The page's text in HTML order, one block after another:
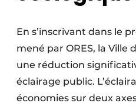
En s’inscrivant dans le
mené par ORES, la Ville
une réduction
éclairage public.
économies sur deux